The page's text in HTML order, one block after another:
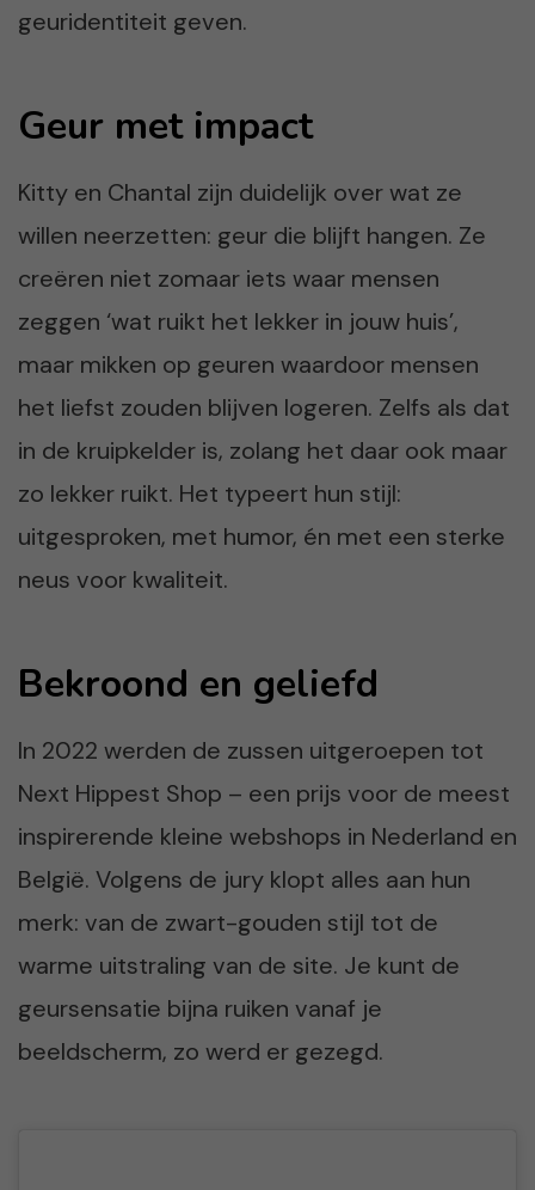
geuridentiteit geven.
Geur met impact
Kitty en Chantal zijn duidelijk over wat ze
willen neerzetten: geur die blijft hangen. Ze
creëren niet zomaar iets waar mensen
zeggen ‘wat ruikt het lekker in jouw huis’,
maar mikken op geuren waardoor mensen
het liefst zouden blijven logeren. Zelfs als dat
in de kruipkelder is, zolang het daar ook maar
zo lekker ruikt. Het typeert hun stijl:
uitgesproken, met humor, én met een sterke
neus voor kwaliteit.
Bekroond en geliefd
In 2022 werden de zussen uitgeroepen tot
Next Hippest Shop – een prijs voor de meest
inspirerende kleine webshops in Nederland en
België. Volgens de jury klopt alles aan hun
merk: van de zwart-gouden stijl tot de
warme uitstraling van de site. Je kunt de
geursensatie bijna ruiken vanaf je
beeldscherm, zo werd er gezegd.